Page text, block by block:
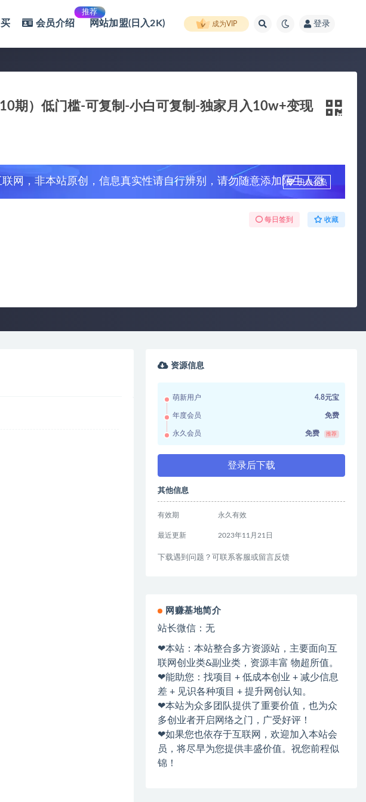
买 会员介绍
推荐
网站加盟(日入2K) 成为VIP 登录
期）低门槛-可复制-小白可复制-独家月入10w+变现
联网，非本站原创，信息真实性请自行辨别，请勿随意添加陌生人微
升级会员
每日签到 收藏
资源信息
萌新用户 4.8元宝
年度会员 免费
永久会员 免费 推荐
登录后下载
其他信息
有效期 永久有效
最近更新 2023年11月21日
下载遇到问题？可联系客服或留言反馈
网赚基地简介
站长微信：无
❤本站：本站整合多方资源站，主要面向互
联网创业类&副业类，资源丰富 物超所值。
❤能助您：找项目 + 低成本创业 + 减少信息
差 + 见识各种项目 + 提升网创认知。
❤本站为众多团队提供了重要价值，也为众
多创业者开启网络之门，广受好评！
❤如果您也依存于互联网，欢迎加入本站会
员，将尽早为您提供丰盛价值。祝您前程似
锦！